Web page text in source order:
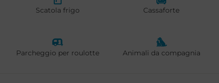
Scatola frigo Cassaforte
Parcheggio per roulotte Animali da compagnia